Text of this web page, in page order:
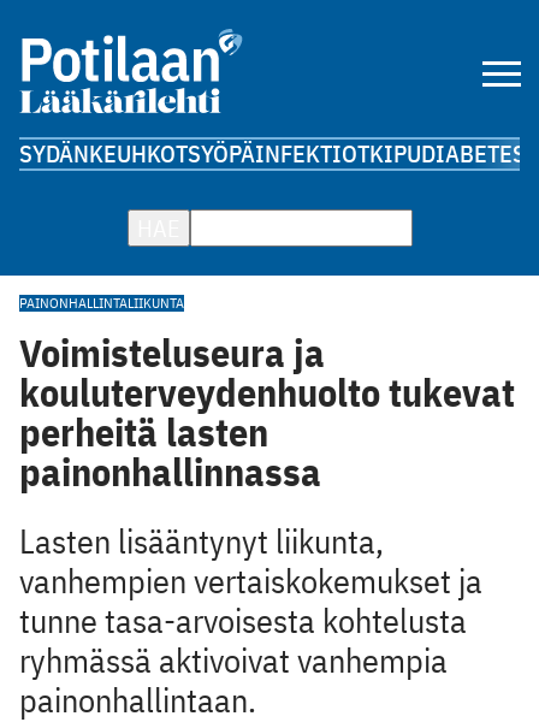
SYDÄNKEUHKOTSYÖPÄINFEKTIOTKIPUDIABETES
PAINONHALLINTALIIKUNTA
Voimisteluseura ja
kouluterveydenhuolto tukevat
perheitä lasten
painonhallinnassa
Lasten lisääntynyt liikunta,
vanhempien vertaiskokemukset ja
tunne tasa-arvoisesta kohtelusta
ryhmässä aktivoivat vanhempia
painonhallintaan.